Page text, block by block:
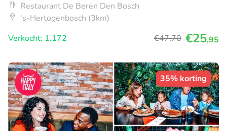
Restaurant De Beren Den Bosch
's-Hertogenbosch (3km)
Verkocht: 1.172
€47,70 €25,95
35% korting